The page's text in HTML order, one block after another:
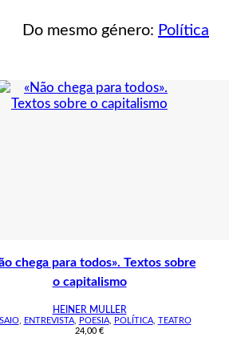
Do mesmo género: Política
chega para todos». Textos sobre
o capitalismo
HEINER MULLER
, ENTREVISTA, POESIA, POLÍTICA, TEATRO
24,00 €